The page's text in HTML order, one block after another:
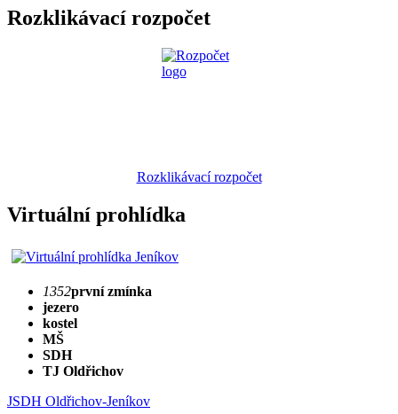
Rozklikávací rozpočet
Rozklikávací rozpočet
Virtuální prohlídka
1352první zmínka
jezero
kostel
MŠ
SDH
TJ Oldřichov
JSDH Oldřichov-Jeníkov